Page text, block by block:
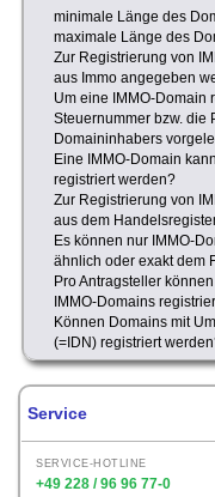
minimale Länge des
maximale Länge des
Zur Registrierung von
aus Immo angegeben
Um eine IMMO-Domain
Steuernummer bzw. die
Domaininhabers
Eine IMMO-Domain
registriert werden?
Zur Registrierung von
aus dem
Es können nur IMMO-
ähnlich oder exakt dem
Pro Antragsteller
IMMO-Domains
Können Domains mit
(=IDN) registriert
Service
SERVICE-HOTLINE
+49 228 / 96 96 77-0